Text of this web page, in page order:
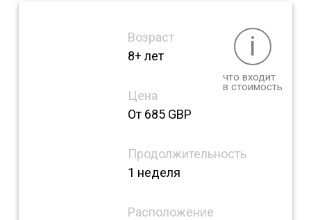
Возраст
8+ лет
i
что входит
в стоимость
Цена
От 685 GBP
Продолжительность
1 неделя
Расположение